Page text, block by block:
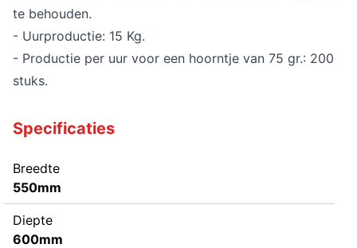
te behouden.
- Uurproductie: 15 Kg.
- Productie per uur voor een hoorntje van 75 gr.: 200
stuks.
Specificaties
Breedte
550mm
Diepte
600mm